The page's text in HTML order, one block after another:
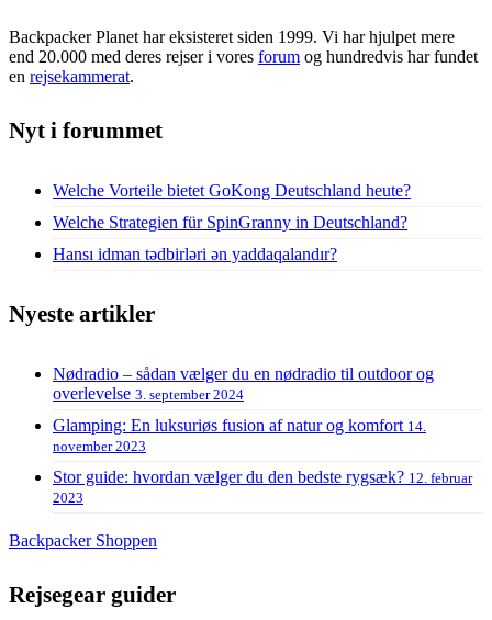
Backpacker Planet har eksisteret siden 1999. Vi har hjulpet mere
end 20.000 med deres rejser i vores forum og hundredvis har fundet
en rejsekammerat.
Nyt i forummet
Welche Vorteile bietet GoKong Deutschland heute?
Welche Strategien für SpinGranny in Deutschland?
Hansı idman tədbirləri ən yaddaqalandır?
Nyeste artikler
Nødradio – sådan vælger du en nødradio til outdoor og
overlevelse 3. september 2024
Glamping: En luksuriøs fusion af natur og komfort 14.
november 2023
Stor guide: hvordan vælger du den bedste rygsæk? 12. februar
2023
Backpacker Shoppen
Rejsegear guider